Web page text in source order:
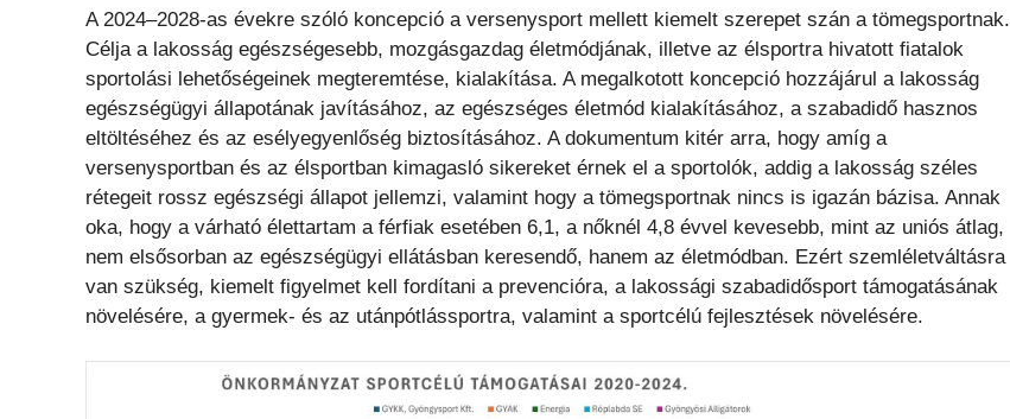
A 2024–2028-as évekre szóló koncepció a versenysport mellett kiemelt szerepet szán a tömegsportnak.
Célja a lakosság egészségesebb, mozgásgazdag életmódjának, illetve az élsportra hivatott fiatalok
sportolási lehetőségeinek megteremtése, kialakítása. A megalkotott koncepció hozzájárul a lakosság
egészségügyi állapotának javításához, az egészséges életmód kialakításához, a szabadidő hasznos
eltöltéséhez és az esélyegyenlőség biztosításához. A dokumentum kitér arra, hogy amíg a
versenysportban és az élsportban kimagasló sikereket érnek el a sportolók, addig a lakosság széles
rétegeit rossz egészségi állapot jellemzi, valamint hogy a tömegsportnak nincs is igazán bázisa. Annak
oka, hogy a várható élettartam a férfiak esetében 6,1, a nőknél 4,8 évvel kevesebb, mint az uniós átlag,
nem elsősorban az egészségügyi ellátásban keresendő, hanem az életmódban. Ezért szemléletváltásra
van szükség, kiemelt figyelmet kell fordítani a prevencióra, a lakossági szabadidősport támogatásának
növelésére, a gyermek- és az utánpótlássportra, valamint a sportcélú fejlesztések növelésére.